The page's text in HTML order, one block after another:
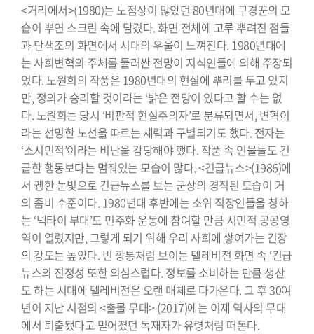
<거리에서>(1980)는 노점상이 많았던 80년대에 구경꾼의 모
습이 뿌연 스크린 속에 담겼다. 화면 전체에 고루 뿌려진 점들
과 단색조의 화면에서 시대의 우울이 느껴진다. 1980년대에
는 사회변혁의 주체를 둘러싼 전망이 지식인들에 의해 주장되
었다. 노원희의 작품은 1980년대의 현실에 뿌리를 두고 있지
만, 정의가 승리할 것이라는 ‘밝은 전망이 있다고 할 수는 없
다. 노원희는 당시 ‘비판적 현실주의자’로 분류되면서, 변혁이
라는 선명한 노선을 따르는 세력과 구별되기도 했다. 전자는
‘소시민적’이라는 비난을 감당해야 했다. 작품 속 인물들도 긴
급한 행동보다는 멈춰있는 모습이 많다. <긴급뉴스>(1986)에
서 퀭한 눈빛으로 긴급뉴스를 보는 군상의 경직된 모습이 거
의 좀비 수준이다. 1980년대 후반에는 소위 직장인들을 칭하
는 ‘넥타이 부대’도 민주화 운동에 참여할 만큼 시민적 공공영
역이 열렸지만, 그렇게 되기 위해 우리 사회에 쌓여가는 긴장
의 강도는 높았다. 빈 깡통처럼 보이는 텔레비전 화면 속 ‘긴급
뉴스의 진정성 또한 의심스럽다. 정보를 소비하는 만큼 생산
도 하는 시대에 텔레비전은 오랜 매체로 다가온다. 그 후 30여
년이 지난 시점의 <출몰 무대> (2017)에는 이제 역사의 무대
에서 퇴출됐다고 믿어졌던 독재자가 유령처럼 떠돈다.